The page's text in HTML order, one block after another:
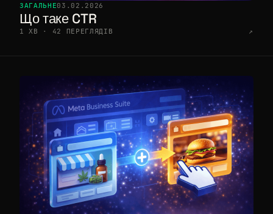
ЗАГАЛЬНЕ03.02.2026
Що таке CTR
1 ХВ · 42 ПЕРЕГЛЯДІВ ↗